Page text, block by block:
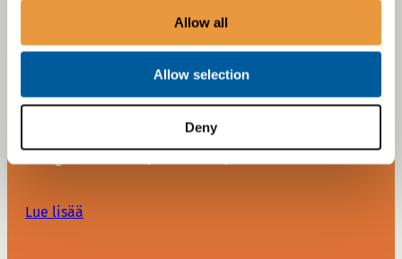
Allow all
Allow selection
Deny
TEKNOLOGIAYHTIÖ
auttavat asiakkaitamme rakentamaan puhtaampia ja
Lue lisää